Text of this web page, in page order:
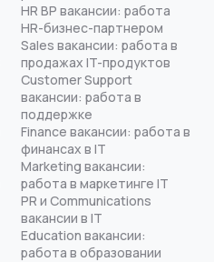
HR BP вакансии: работа
HR-бизнес-партнером
Sales вакансии: работа в
продажах IT-продуктов
Customer Support
вакансии: работа в
поддержке
Finance вакансии: работа в
финансах в IT
Marketing вакансии:
работа в маркетинге IT
PR и Communications
вакансии в IT
Education вакансии:
работа в образовании